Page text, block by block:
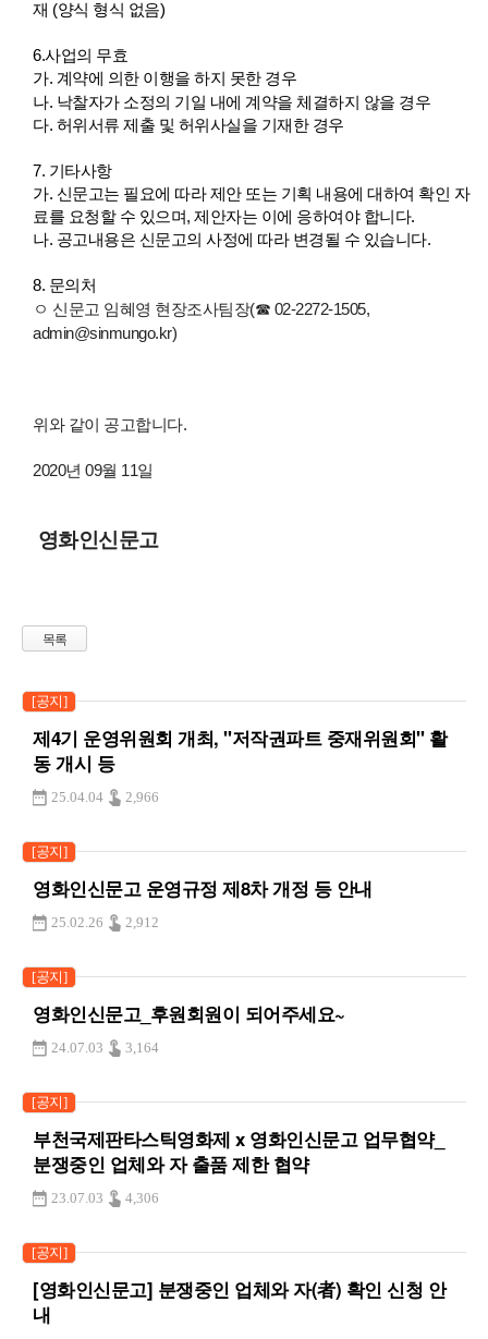
재 (양식 형식 없음)
6.사업의 무효
가. 계약에 의한 이행을 하지 못한 경우
나. 낙찰자가 소정의 기일 내에 계약을 체결하지 않을 경우
다. 허위서류 제출 및 허위사실을 기재한 경우
7. 기타사항
가. 신문고는 필요에 따라 제안 또는 기획 내용에 대하여 확인 자
료를 요청할 수 있으며, 제안자는 이에 응하여야 합니다.
나. 공고내용은 신문고의 사정에 따라 변경될 수 있습니다.
8. 문의처
ㅇ 신문고 임혜영 현장조사팀장(☎ 02-2272-1505,
admin@sinmungo.kr)
위와 같이 공고합니다.
2020년 09월 11일
영화인신문고
목록
[공지]
제4기 운영위원회 개최, "저작권파트 중재위원회" 활
동 개시 등
25.04.04 2,966
[공지]
영화인신문고 운영규정 제8차 개정 등 안내
25.02.26 2,912
[공지]
영화인신문고_후원회원이 되어주세요~
24.07.03 3,164
[공지]
부천국제판타스틱영화제 x 영화인신문고 업무협약_
분쟁중인 업체와 자 출품 제한 협약
23.07.03 4,306
[공지]
[영화인신문고] 분쟁중인 업체와 자(者) 확인 신청 안
내